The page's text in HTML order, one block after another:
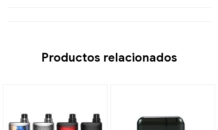
Productos relacionados